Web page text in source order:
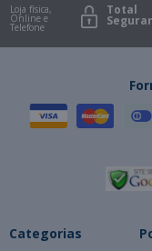
Loja física,
Online e
Telefone
Total
Categorias